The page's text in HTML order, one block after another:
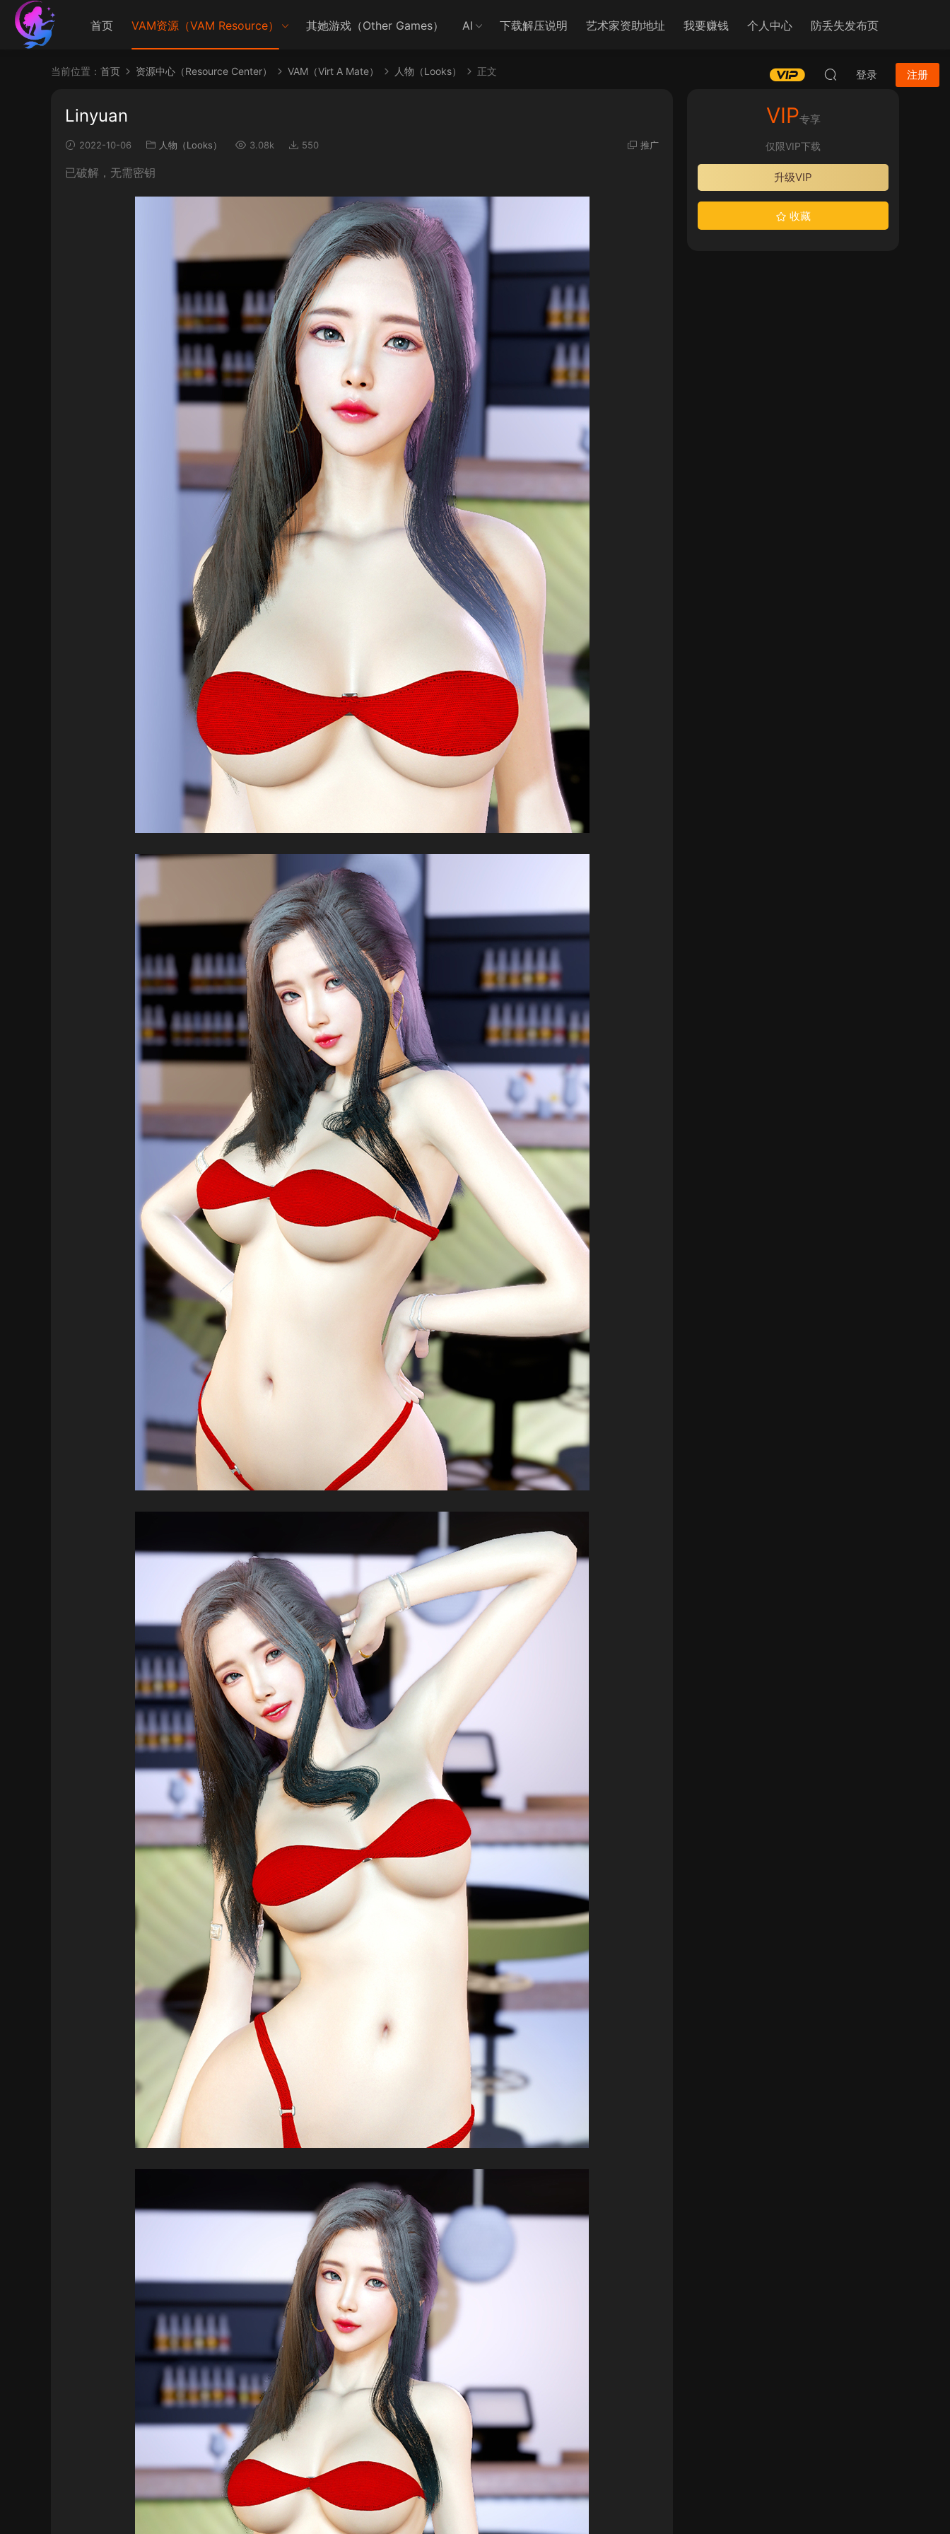
首页 VAM资源（VAM Resource） 其她游戏（Other Games） AI 下载解压说明 艺术家资助地址 我要赚钱 个人中心 防丢失发布页
登录 注册
当前位置： 首页 资源中心（Resource Center） VAM（Virt A Mate） 人物（Looks） 正文
Linyuan
2022-10-06 人物（Looks） 3.08k 550 推广
已破解，无需密钥
VIP专享
仅限VIP下载
升级VIP
收藏